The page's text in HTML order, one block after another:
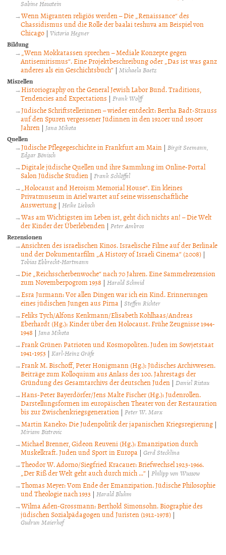
Sabine Haustein
Wenn Migranten religiös werden – Die „Renaissance“ des
Chassidismus und die Rolle der baalai teshuva am Beispiel von
Chicago | Victoria Hegner
Bildung
„Wenn Mokkatassen sprechen – Mediale Konzepte gegen
Antisemitismus“. Eine Projektbeschreibung oder „Das ist was ganz
anderes als ein Geschichtsbuch“ | Michaela Baetz
Miszellen
Historiography on the General Jewish Labor Bund. Traditions,
Tendencies and Expectations | Frank Wolff
Jüdische Schriftstellerinnen – wieder entdeckt: Bertha Badt-Strauss
auf den Spuren vergessener Jüdinnen in den 1920er und 1930er
Jahren | Jana Mikota
Quellen
Jüdische Pflegegeschichte in Frankfurt am Main |Birgit Seemann
Edgar Bönisch
Digitale jüdische Quellen und ihre Sammlung im Online-Portal
Salon Jüdische Studien | Frank Schlöffel
„Holocaust and Heroism Memorial House“. Ein kleines
Privatmuseum in Ariel wartet auf seine wissenschaftliche
Auswertung | Heike Liebsch
Was am Wichtigsten im Leben ist, geht dich nichts an! – Die Welt
der Kinder der Überlebenden | Peter Ambros
Rezensionen
Ansichten des israelischen Kinos. Israelische Filme auf der Berlinale
und der Dokumentarfilm „A History of Israeli Cinema“ (2008) |
Tobias Ebbrecht-Hartmann
Die „Reichsscherbenwoche“ nach 70 Jahren. Eine Sammelrezension
zum Novemberpogrom 1938 | Harald Schmid
Esra Jurmann: Vor allen Dingen war ich ein Kind. Erinnerungen
eines jüdischen Jungen aus Pirna | Steffen Richter
Feliks Tych/Alfons Kenkmann/Elisabeth Kohlhaas/Andreas
Eberhardt (Hg.): Kinder über den Holocaust. Frühe Zeugnisse 1944-
1948 | Jana Mikota
Frank Grüner: Patrioten und Kosmopoliten. Juden im Sowjetstaat
1941-1953 | Karl-Heinz Gräfe
Frank M. Bischoff, Peter Honigmann (Hg.): Jüdisches Archivwesen.
Beiträge zum Kolloquium aus Anlass des 100. Jahrestags der
Gründung des Gesamtarchivs der deutschen Juden | Daniel Ristau
Hans-Peter Bayerdörfer/Jens Malte Fischer (Hg.): Judenrollen.
Darstellungsformen im europäischen Theater von der Restauration
bis zur Zwischenkriegsgeneration | Peter W. Marx
Martin Kaneko: Die Judenpolitik der japanischen Kriegsregierung |
Miriam Bistrovic
Michael Brenner, Gideon Reuveni (Hg.): Emanzipation durch
Muskelkraft. Juden und Sport in Europa | Gerd Stecklina
Theodor W. Adorno/Siegfried Kracauer: Briefwechsel 1923-1966.
„Der Riß der Welt geht auch durch mich …“ | Philipp von Wussow
Thomas Meyer: Vom Ende der Emanzipation. Jüdische Philosophie
und Theologie nach 1933 | Harald Bluhm
Wilma Aden-Grossmann: Berthold Simonsohn. Biographie des
jüdischen Sozialpädagogen und Juristen (1912-1978) |
Gudrun Maierhof